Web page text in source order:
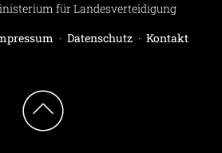
für Landesverteidigung
· Datenschutz · Kontakt